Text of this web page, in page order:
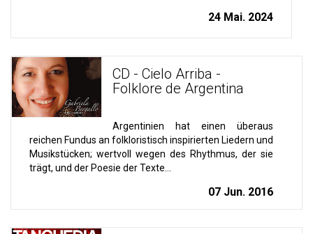
24 Mai. 2024
CD - Cielo Arriba -
Folklore de Argentina
Argentinien hat einen überaus
reichen Fundus an folkloristisch inspirierten Liedern und
Musikstücken; wertvoll wegen des Rhythmus, der sie
trägt, und der Poesie der Texte...
07 Jun. 2016